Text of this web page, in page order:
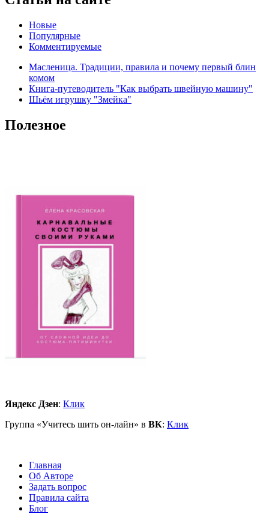
Новые
Популярные
Комментируемые
Масленица. Традиции, правила и почему первый блин
комом
Книга-путеводитель "Как выбрать швейную машину"
Шьём игрушку "Змейка"
Полезное
Яндекс Дзен: Клик
Группа «Учитесь шить он-лайн» в ВК: Клик
Главная
Об Авторе
Задать вопрос
Правила сайта
Блог